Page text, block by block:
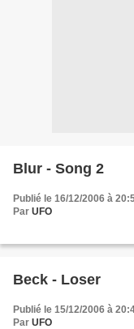
Blur - Song 2
Publié le 16/12/2006 à
Par UFO
Beck - Loser
Publié le 15/12/2006 à
Par UFO